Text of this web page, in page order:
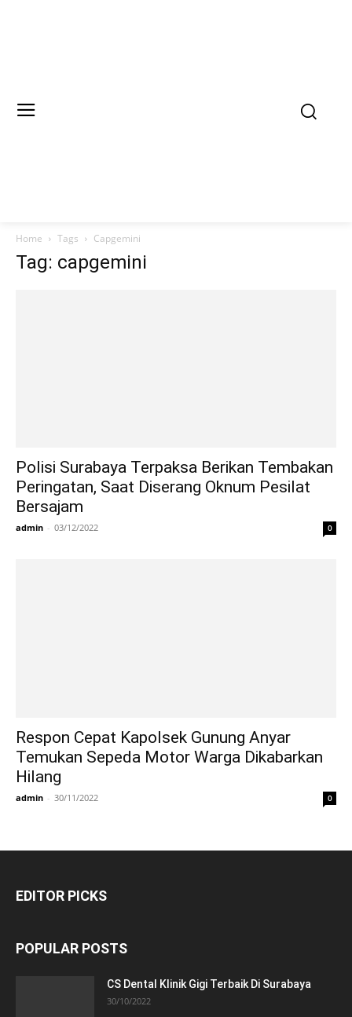
Home Tags Capgemini
Tag: capgemini
Polisi Surabaya Terpaksa Berikan Tembakan
Peringatan, Saat Diserang Oknum Pesilat
Bersajam
admin - 03/12/2022 0
Respon Cepat Kapolsek Gunung Anyar
Temukan Sepeda Motor Warga Dikabarkan
Hilang
admin - 30/11/2022 0
EDITOR PICKS
POPULAR POSTS
CS Dental Klinik Gigi Terbaik Di Surabaya
30/10/2022